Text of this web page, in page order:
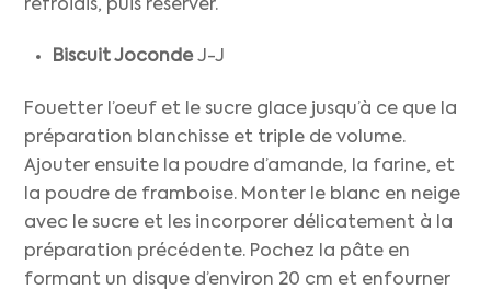
refroidis, puis réserver.
Biscuit JocondeJ-J
Fouetter l’oeuf et le sucre glace jusqu’à ce que la
préparation blanchisse et triple de volume.
Ajouter ensuite la poudre d’amande, la farine, et
la poudre de framboise. Monter le blanc en neige
avec le sucre et les incorporer délicatement à la
préparation précédente. Pochez la pâte en
formant un disque d’environ 20 cm et enfourner